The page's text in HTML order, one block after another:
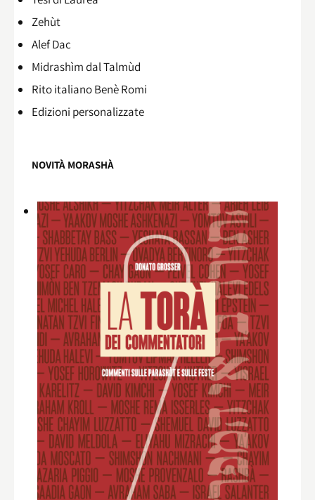
Zehùt
Alef Dac
Midrashìm dal Talmùd
Rito italiano Benè Romi​
Edizioni personalizzate
NOVITÀ MORASHÀ